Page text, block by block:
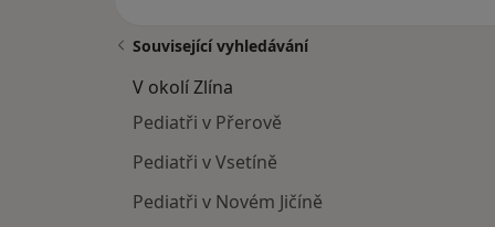
Související vyhledávání
V okolí Zlína
Pediatři v Přerově
Pediatři v Vsetíně
Pediatři v Novém Jičíně